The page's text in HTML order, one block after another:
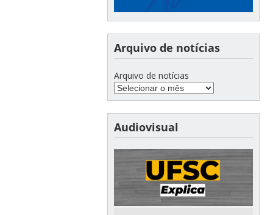
Arquivo de notícias
Arquivo de notícias
Audiovisual